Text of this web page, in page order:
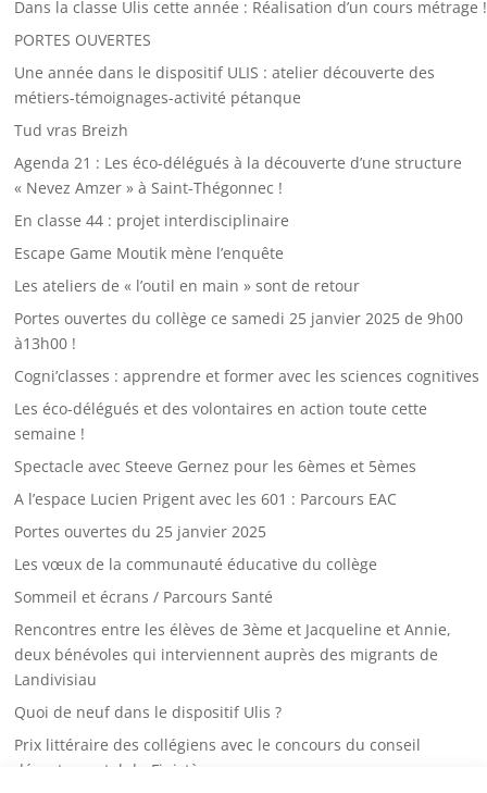
Dans la classe Ulis cette année : Réalisation d’un cours métrage !
PORTES OUVERTES
Une année dans le dispositif ULIS : atelier découverte des
métiers-témoignages-activité pétanque
Tud vras Breizh
Agenda 21 : Les éco-délégués à la découverte d’une structure
« Nevez Amzer » à Saint-Thégonnec !
En classe 44 : projet interdisciplinaire
Escape Game Moutik mène l’enquête
Les ateliers de « l’outil en main » sont de retour
Portes ouvertes du collège ce samedi 25 janvier 2025 de 9h00
à13h00 !
Cogni’classes : apprendre et former avec les sciences cognitives
Les éco-délégués et des volontaires en action toute cette
semaine !
Spectacle avec Steeve Gernez pour les 6èmes et 5èmes
A l’espace Lucien Prigent avec les 601 : Parcours EAC
Portes ouvertes du 25 janvier 2025
Les vœux de la communauté éducative du collège
Sommeil et écrans / Parcours Santé
Rencontres entre les élèves de 3ème et Jacqueline et Annie,
deux bénévoles qui interviennent auprès des migrants de
Landivisiau
Quoi de neuf dans le dispositif Ulis ?
Prix littéraire des collégiens avec le concours du conseil
départemental du Finistère